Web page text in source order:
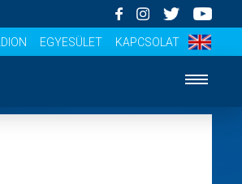
EGYESÜLET KAPCSOLAT